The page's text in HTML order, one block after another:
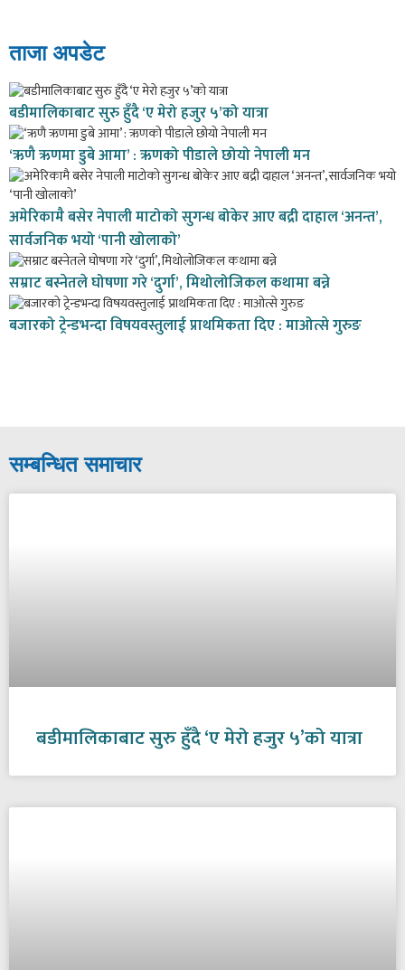
ताजा अपडेट
बडीमालिकाबाट सुरु हुँदै ‘ए मेरो हजुर ५’को यात्रा
‘ऋणै ऋणमा डुबे आमा’ : ऋणको पीडाले छोयो नेपाली मन
अमेरिकामै बसेर नेपाली माटोको सुगन्ध बोकेर आए बद्री दाहाल ‘अनन्त’,
सार्वजनिक भयो ‘पानी खोलाको’
सम्राट बस्नेतले घोषणा गरे ‘दुर्गा’, मिथोलोजिकल कथामा बन्ने
बजारको ट्रेन्डभन्दा विषयवस्तुलाई प्राथमिकता दिए : माओत्से गुरुङ
सम्बन्धित समाचार
बडीमालिकाबाट सुरु हुँदै ‘ए मेरो हजुर ५’को यात्रा